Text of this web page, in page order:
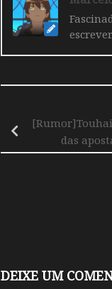
das
DEIXE UM